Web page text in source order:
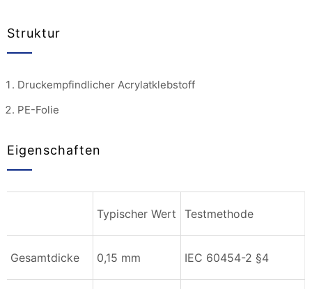
Struktur
Druckempfindlicher Acrylatklebstoff
PE-Folie
Eigenschaften
Typischer Wert Testmethode
Gesamtdicke 0,15 mm IEC 60454-2 §4